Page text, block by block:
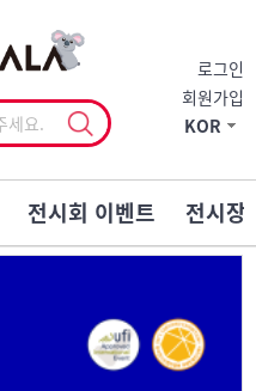
로그인
회원가입
KOR
전시회 이벤트 전시장